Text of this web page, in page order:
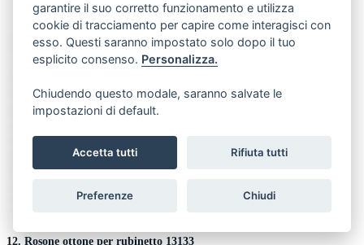
12. Rosone ottone per rubinetto 13133
garantire il suo corretto funzionamento e utilizza
cookie di tracciamento per capire come interagisci con
esso. Questi saranno impostato solo dopo il tuo
esplicito consenso. Personalizza.
Chiudendo questo modale, saranno salvate le
impostazioni di default.
Accetta tutti Rifiuta tutti
Preferenze Chiudi